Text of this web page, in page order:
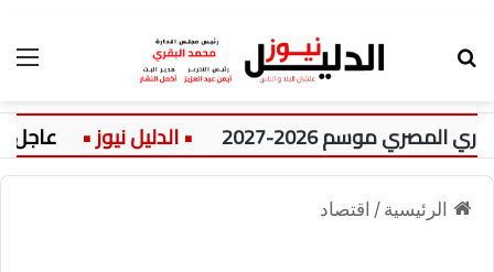
موسم 2026-2027 عاجل:
الرئيسية / اقتصاد